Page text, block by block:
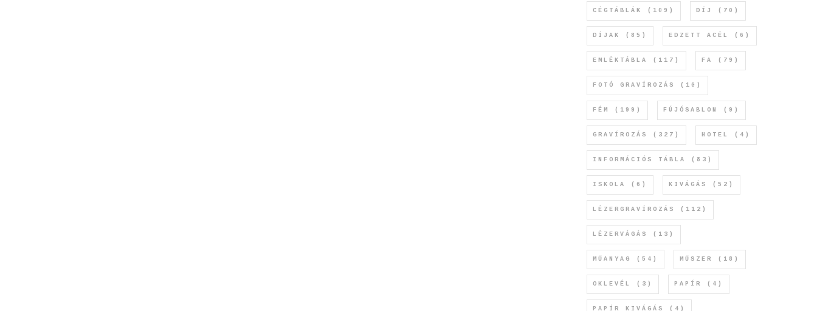
CÉGTÁBLÁK (109) DÍJ (70)
DÍJAK (85) EDZETT ACÉL (6)
EMLÉKTÁBLA (117) FA (79)
FOTÓ GRAVÍROZÁS (10)
FÉM (199) FÚJÓSABLON (9)
GRAVÍROZÁS (327) HOTEL (4)
INFORMÁCIÓS TÁBLA (83)
ISKOLA (6) KIVÁGÁS (52)
LÉZERGRAVÍROZÁS (112)
LÉZERVÁGÁS (13)
MŰANYAG (54) MŰSZER (18)
OKLEVÉL (3) PAPÍR (4)
PAPÍR KIVÁGÁS (4)